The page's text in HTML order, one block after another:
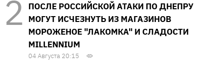
ПОСЛЕ РОССИЙСКОЙ АТАКИ ПО ДНЕПРУ
МОГУТ ИСЧЕЗНУТЬ ИЗ МАГАЗИНОВ
МОРОЖЕНОЕ "ЛАКОМКА" И СЛАДОСТИ
MILLENNIUM
04 Августа 20:15